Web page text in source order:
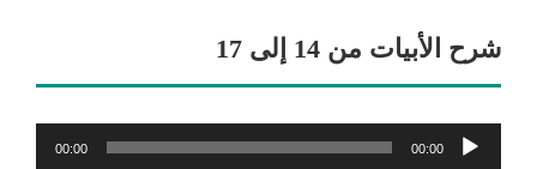
شرح الأبيات من 14 إلى 17
مشغل
الصوت
00:00
00:00